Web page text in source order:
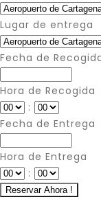
Lugar de entrega
Fecha de
Hora de Recogida
:
Fecha de Entrega
Hora de Entrega
: